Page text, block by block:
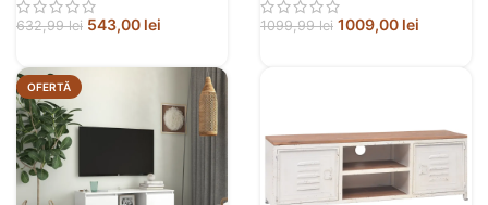
632,99lei 543,00 lei 1099,99lei 1009,00 lei
OFERTĂ